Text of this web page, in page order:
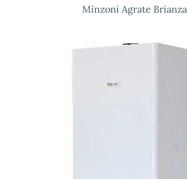
Minzoni Agrate Brianza